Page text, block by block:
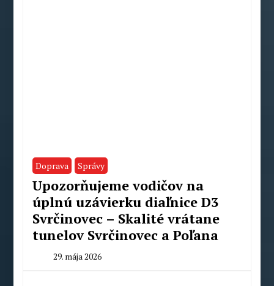
Doprava Správy
️Upozorňujeme vodičov na
úplnú uzávierku diaľnice D3
Svrčinovec – Skalité vrátane
tunelov Svrčinovec a Poľana
29. mája 2026